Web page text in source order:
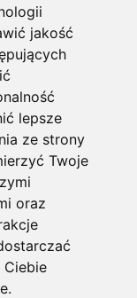
jakość
lepsze
ze strony
Twoje
oraz
.
połączyć
dłużej niż do
0